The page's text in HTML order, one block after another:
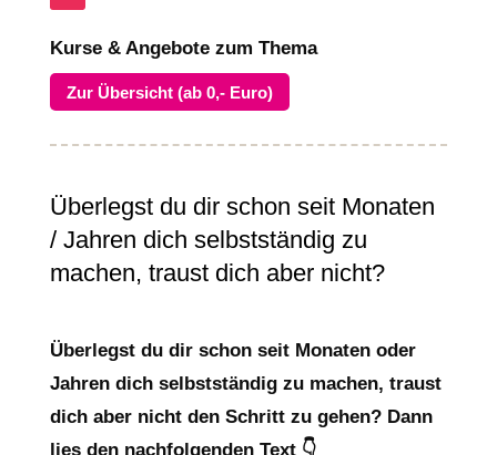
Kurse & Angebote zum Thema
Zur Übersicht (ab 0,- Euro)
Überlegst du dir schon seit Monaten
/ Jahren dich selbstständig zu
machen, traust dich aber nicht?
Überlegst du dir schon seit Monaten oder
Jahren dich selbstständig zu machen, traust
dich aber nicht den Schritt zu gehen? Dann
lies den nachfolgenden Text 👇